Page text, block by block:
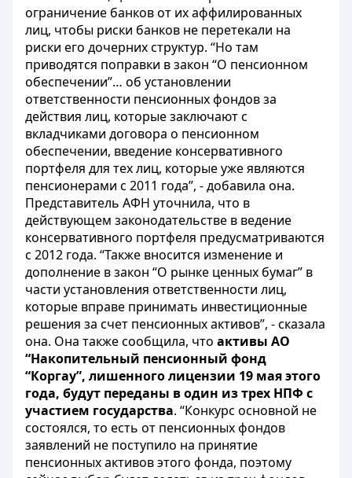
ограничение банков от их аффилированных
лиц, чтобы риски банков не перетекали на
риски его дочерних структур. “Но там
приводятся поправки в закон “О пенсионном
обеспечении”… об установлении
ответственности пенсионных фондов за
действия лиц, которые заключают с
вкладчиками договора о пенсионном
обеспечении, введение консервативного
портфеля для тех лиц, которые уже являются
пенсионерами с 2011 года”, - добавила она.
Представитель АФН уточнила, что в
действующем законодательстве в ведение
консервативного портфеля предусматриваются
с 2012 года. “Также вносится изменение и
дополнение в закон “О рынке ценных бумаг” в
части установления ответственности лиц,
которые вправе принимать инвестиционные
решения за счет пенсионных активов”, - сказала
она. Она также сообщила, что активы АО
“Накопительный пенсионный фонд
“Коргау”, лишенного лицензии 19 мая этого
года, будут переданы в один из трех НПФ с
участием государства. “Конкурс основной не
состоялся, то есть от пенсионных фондов
заявлений не поступило на принятие
пенсионных активов этого фонда, поэтому